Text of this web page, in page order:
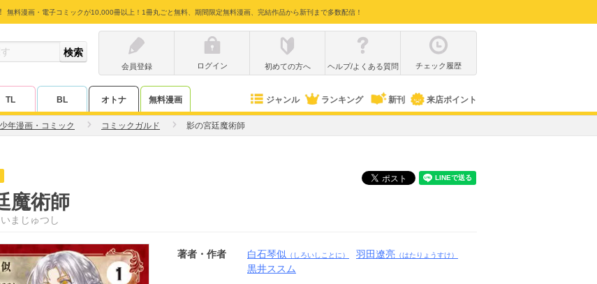
無料漫画・電子コミックが10,000冊以上！1冊丸ごと無料、期間限定無料漫画、完結作品から新刊まで多数配信！
会員登録
ログイン 初めての方へ ヘルプ/よくある質問 チェック履歴
TL BL オトナ 無料漫画 ジャンル ランキング 新刊 来店ポイント
少年漫画・コミック コミックガルド 影の宮廷魔術師
魔術師
まじゅつし
著者・作者 白石琴似 （しろいしことに） 羽田遼亮 （はたりょうすけ）
黒井ススム